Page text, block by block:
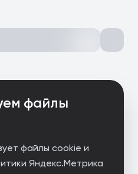
файлы
файлы cookie и
Яндекс.Метрика